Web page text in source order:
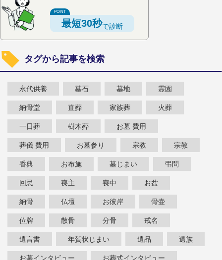
最短30秒で診断
タグから記事を検索
永代供養 墓石 墓地 霊園
納骨堂 直葬 家族葬 火葬
一日葬 樹木葬 お墓 費用
葬儀 費用 お墓参り 宗教 宗教
香典 お布施 墓じまい 弔問
回忌 喪主 喪中 お盆
納骨 仏壇 お彼岸 骨壷
位牌 散骨 分骨 戒名
遺言書 年賀状じまい 遺品 遺族
お墓インタビュー お葬式インタビュー